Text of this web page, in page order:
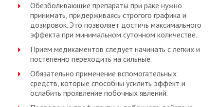
Обезболивающие препараты при раке нужно
принимать, придерживаясь строгого графика и
дозировок. Это позволяет достичь максимального
эффекта при минимальном суточном количестве.
Прием медикаментов следует начинать с легких и
постепенно переходить на сильные.
Обязательно применение вспомогательных
средств, которые способны усилить эффект и
ослабить проявление побочных явлений.